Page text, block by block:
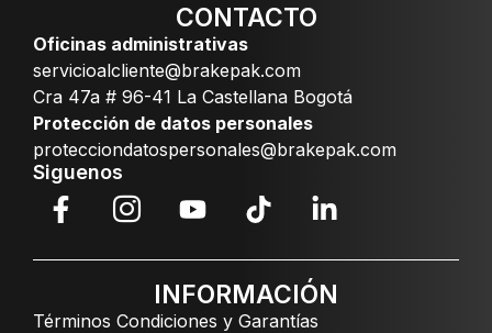
CONTACTO
Oficinas administrativas
servicioalcliente@brakepak.com
Cra 47a # 96-41 La Castellana Bogotá
Protección de datos personales
protecciondatospersonales@brakepak.com
Siguenos
INFORMACIÓN
Términos Condiciones y Garantías